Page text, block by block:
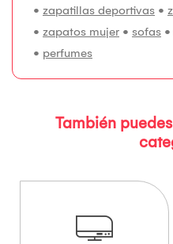
• zapatillas deportivas •
• zapatos mujer • sofas •
• perfumes
También